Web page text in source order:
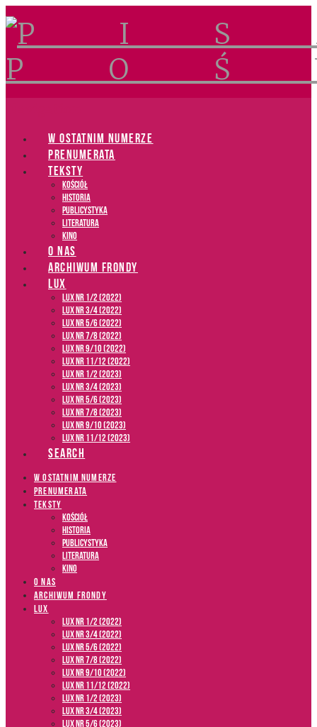
W OSTATNIM NUMERZE
PRENUMERATA
TEKSTY
Kościół
Historia
Publicystyka
Literatura
Kino
O NAS
ARCHIWUM FRONDY
LUX
LUX NR 1/2 (2022)
LUX NR 3/4 (2022)
LUX NR 5/6 (2022)
LUX NR 7/8 (2022)
LUX nr 9/10 (2022)
LUX NR 11/12 (2022)
LUX NR 1/2 (2023)
LUX NR 3/4 (2023)
LUX NR 5/6 (2023)
LUX NR 7/8 (2023)
LUX NR 9/10 (2023)
LUX NR 11/12 (2023)
SEARCH
W OSTATNIM NUMERZE
PRENUMERATA
TEKSTY
Kościół
Historia
Publicystyka
Literatura
Kino
O NAS
ARCHIWUM FRONDY
LUX
LUX NR 1/2 (2022)
LUX NR 3/4 (2022)
LUX NR 5/6 (2022)
LUX NR 7/8 (2022)
LUX nr 9/10 (2022)
LUX NR 11/12 (2022)
LUX NR 1/2 (2023)
LUX NR 3/4 (2023)
LUX NR 5/6 (2023)